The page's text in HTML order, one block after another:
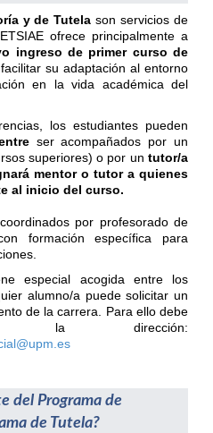
y de Tutela son servicios de
ofrece principalmente a
ingreso de primer curso de
su adaptación al entorno
en la vida académica del
los estudiantes pueden
ser acompañados por un
superiores) o por un tutor/a
mentor o tutor a quienes
al inicio del curso.
por profesorado de
formación específica para
especial acogida entre los
alumno/a puede solicitar un
de la carrera. Para ello debe
la dirección:
del Programa de
de Tutela?